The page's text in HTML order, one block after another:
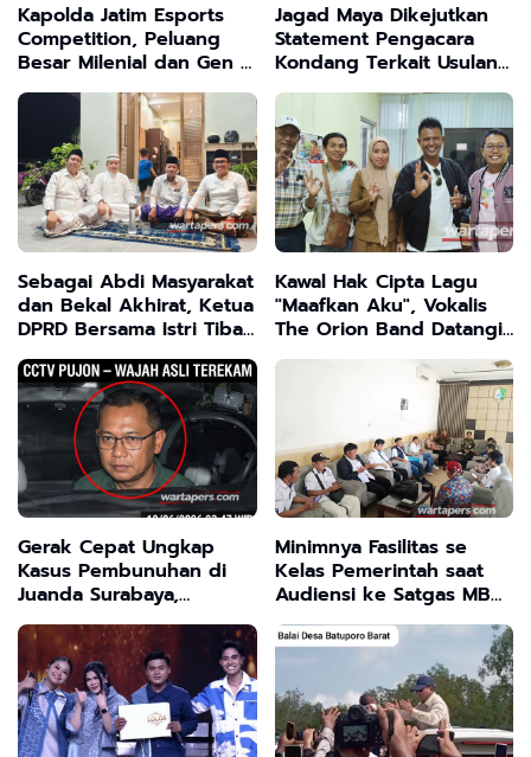
Kapolda Jatim Esports
Competition, Peluang
Besar Milenial dan Gen Z
Salurkan Bakatmu ,Rebut
Jutaan Rupiah
Jagad Maya Dikejutkan
Statement Pengacara
Kondang Terkait Usulan
Transformasi Program
MBG
Sebagai Abdi Masyarakat
dan Bekal Akhirat, Ketua
DPRD Bersama Istri Tiba
di Tanah Air
Kawal Hak Cipta Lagu
"Maafkan Aku", Vokalis
The Orion Band Datangi
Disporabudpar dan
Dorong Musisi Sampang
Gerak Cepat Ungkap
Kasus Pembunuhan di
Juanda Surabaya,
Tersangka Utama
Berhasil Diamankan
Minimnya Fasilitas se
Kelas Pemerintah saat
Audiensi ke Satgas MBG
, Ketua MCS Sebut
Mereka "Macan Ompong"
tak Serius Dorong
Program Presiden